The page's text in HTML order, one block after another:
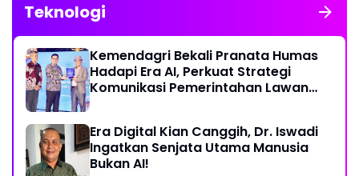
Teknologi
Kemendagri Bekali Pranata Humas
Hadapi Era AI, Perkuat Strategi
Komunikasi Pemerintahan Lawan
Era Digital Kian Canggih, Dr. Iswadi
Ingatkan Senjata Utama Manusia
Bukan AI!